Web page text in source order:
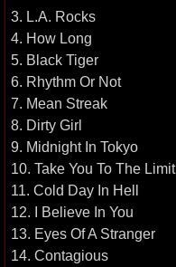
3. L.A. Rocks
4. How Long
5. Black Tiger
6. Rhythm Or Not
7. Mean Streak
8. Dirty Girl
9. Midnight In Tokyo
10. Take You To The Limit
11. Cold Day In Hell
12. I Believe In You
13. Eyes Of A Stranger
14. Contagious